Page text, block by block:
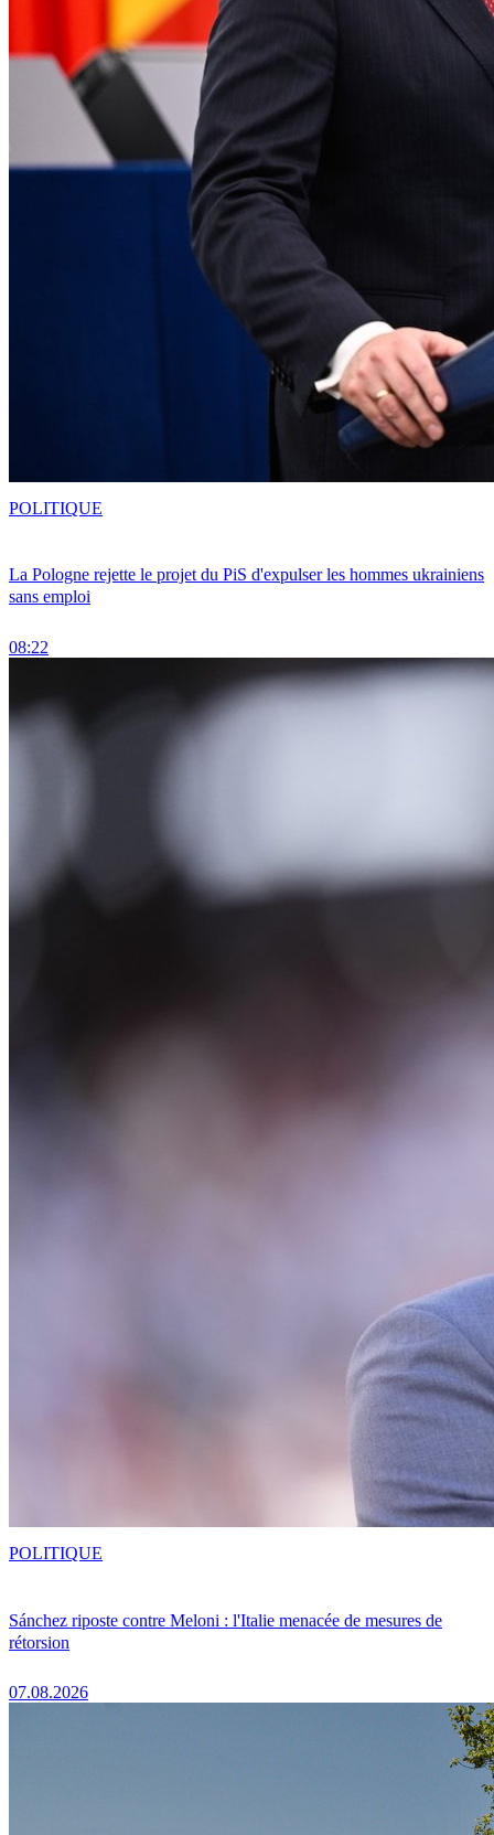
La Pologne rejette le projet du PiS d'expulser les hommes ukrainiens
sans emploi
08:22
POLITIQUE
Sánchez riposte contre Meloni : l'Italie menacée de mesures de
rétorsion
07.08.2026
POLITIQUE